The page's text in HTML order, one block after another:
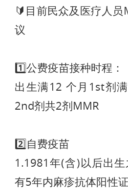
🔰目前民众及医疗人
议
1️⃣公费疫苗接种时程：
出生满12 个月1st剂
2nd剂共2剂MMR
2️⃣自费疫苗
1.1981年(含)以后出
有5年内麻疹抗体阳性